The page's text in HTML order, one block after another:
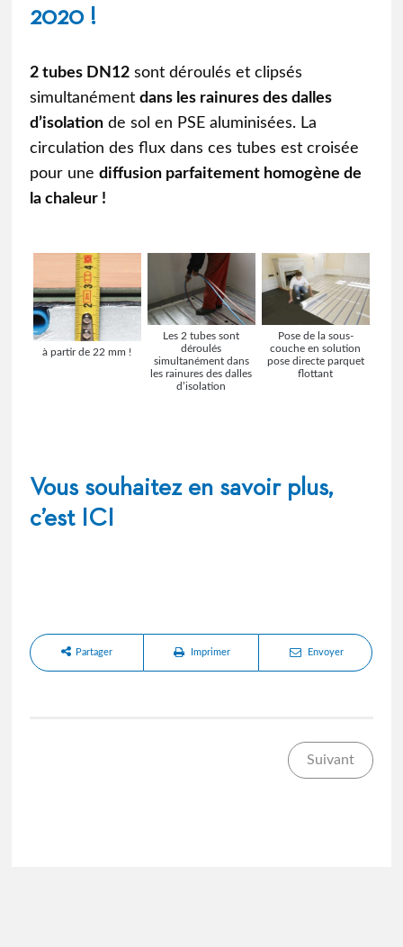
2020 !
2 tubes DN12 sont déroulés et clipsés
simultanémentdans les rainures des dalles
d’isolation de sol en PSE aluminisées. La
circulation des flux dans ces tubes est croisée
pour unediffusion parfaitement homogène de
la chaleur !
à partir de 22 mm !
Les 2 tubes sont
déroulés
simultanément dans
les rainures des dalles
d’isolation
Pose de la sous-
couche en solution
pose directe parquet
flottant
Vous souhaitez en savoir plus,
c’est ICI
Partager Imprimer Envoyer
Suivant